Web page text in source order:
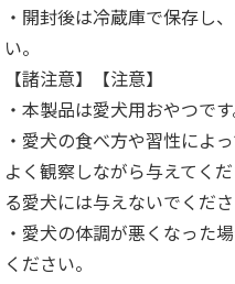
・開封後は冷蔵庫で保存し
い。
【諸注意】【注意】
・本製品は愛犬用おやつで
・愛犬の食べ方や習性によ
よく観察しながら与えてく
る愛犬には与えないでくださ
・愛犬の体調が悪くなった
ください。